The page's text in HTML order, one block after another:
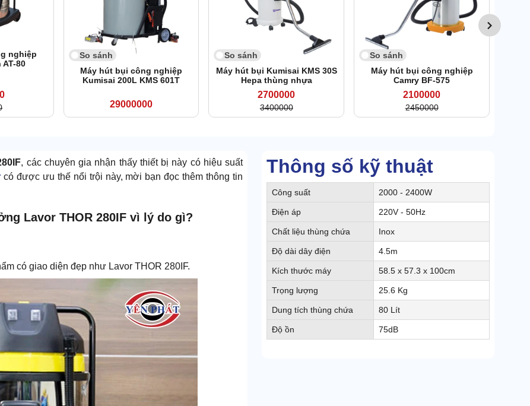
nghiệp
80
So sánh
Máy hút bụi công nghiệp
Kumisai 200L KMS 601T
29000000
So sánh
Máy hút bụi Kumisai KMS 30S
Hepa thùng nhựa
2700000
3400000
So sánh
Máy hút bụi công nghiệp
Camry BF-575
2100000
2450000
Thông số kỹ thuật
Công suất 2000 - 2400W
Điện áp 220V - 50Hz
Chất liệu thùng chứa Inox
Độ dài dây điện 4.5m
Kích thước máy 58.5 x 57.3 x 100cm
Trọng lượng 25.6 Kg
Dung tích thùng chứa 80 Lít
Độ ồn 75dB
, các chuyên gia nhận thấy thiết bị này có hiệu suất
có được ưu thế nổi trội này, mời bạn đọc thêm thông tin
Lavor THOR 280IF vì lý do gì?
có giao diện đẹp như Lavor THOR 280IF.